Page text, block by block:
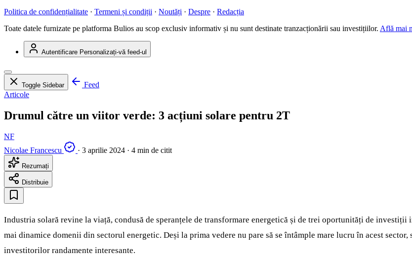
Politica de confidențialitate · Termeni și condiții · Noutăți · Despre · Redacția
Toate datele furnizate pe platforma Bulios au scop exclusiv informativ și nu sunt destinate tranzacționării sau investițiilor. Află mai
Autentificare Personalizați-vă feed-ul
Toggle Sidebar
Feed
Articole
Drumul către un viitor verde: 3 acțiuni solare pentru 2T
NF
Nicolae Francescu
· 3 aprilie 2024 · 4 min de citit
Rezumați
Distribuie
Industria solară revine la viață, condusă de speranțele de transformare energetică și de trei oportunități de investiții
mai dinamice domenii din sectorul energetic. Deși la prima vedere nu pare să se întâmple mare lucru în acest
investitorilor randamente interesante.